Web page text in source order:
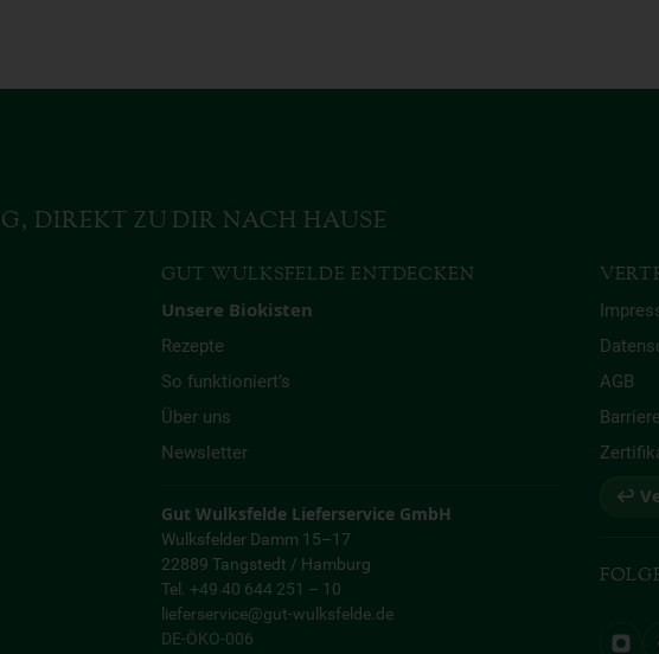
DIREKT ZU DIR NACH HAUSE
GUT WULKSFELDE ENTDECKEN
Unsere Biokisten
Rezepte
So funktioniert’s
Über uns
Newsletter
Gut Wulksfelde Lieferservice GmbH
Wulksfelder Damm 15–17
22889 Tangstedt / Hamburg
Tel. +49 40 644 251 – 10
lieferservice@gut-wulksfelde.de
DE-ÖKO-006
AGB
↩